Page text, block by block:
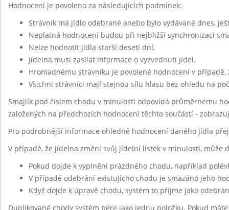
Hodnocení je povoleno za následujících podmínek:
Strávník má jídlo odebrané anebo bylo vydávané dnes,
Neplatná hodnocení budou při nejbližší synchronizaci
Nelze hodnotit jídla starší deseti dní.
Jídelna musí zasílat informace o vyzvednutí jídel.
Hromadnému strávníku je povolené hodnocení v
Všichni strávníci mají stejnou sílu hlasu bez ohledu na
Smajlík pod číslem chodu v minulosti odpovídá průměrnému
založených na předchozích hodnocení těchto součástí -
Pro podrobnější informace ohledně hodnocení daného jídla
V případě, že jídelna změní svůj jídelní lístek v minulosti, může
Pokud dojde k vyplnění prázdného chodu, například
V případě odebrání existujícho chodu je smazáno jeho
Když dojde k úpravě chodu, systém to přijme jako
Duplikované chody systém bere jako jednu položku. Pokud